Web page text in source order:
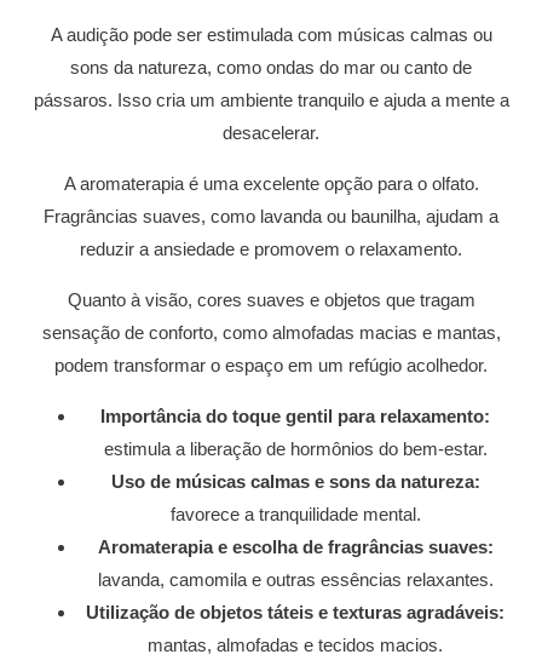
A audição pode ser estimulada com músicas calmas ou
sons da natureza, como ondas do mar ou canto de
pássaros. Isso cria um ambiente tranquilo e ajuda a mente a
desacelerar.
A aromaterapia é uma excelente opção para o olfato.
Fragrâncias suaves, como lavanda ou baunilha, ajudam a
reduzir a ansiedade e promovem o relaxamento.
Quanto à visão, cores suaves e objetos que tragam
sensação de conforto, como almofadas macias e mantas,
podem transformar o espaço em um refúgio acolhedor.
Importância do toque gentil para relaxamento:
estimula a liberação de hormônios do bem-estar.
Uso de músicas calmas e sons da natureza:
favorece a tranquilidade mental.
Aromaterapia e escolha de fragrâncias suaves:
lavanda, camomila e outras essências relaxantes.
Utilização de objetos táteis e texturas agradáveis:
mantas, almofadas e tecidos macios.